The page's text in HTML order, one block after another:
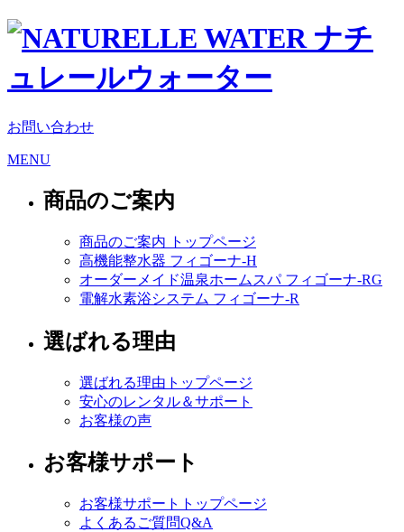
お問い合わせ
MENU
商品のご案内
商品のご案内 トップページ
高機能整水器 フィゴーナ-H
オーダーメイド温泉ホームスパ フィゴーナ-RG
電解水素浴システム フィゴーナ-R
選ばれる理由
選ばれる理由トップページ
安心のレンタル＆サポート
お客様の声
お客様サポート
お客様サポートトップページ
よくあるご質問Q&A